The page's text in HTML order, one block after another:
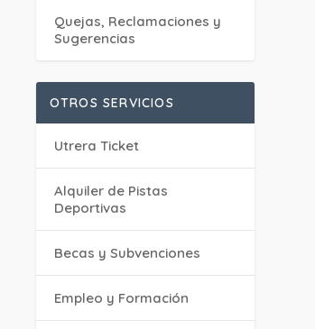
Quejas, Reclamaciones y
Sugerencias
OTROS SERVICIOS
Utrera Ticket
Alquiler de Pistas
Deportivas
Becas y Subvenciones
Empleo y Formación